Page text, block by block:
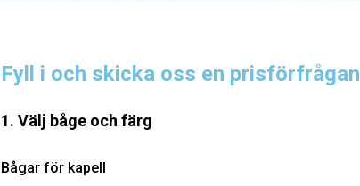
Fyll i och skicka oss en prisförfrågan
1. Välj båge och färg
Bågar för kapell